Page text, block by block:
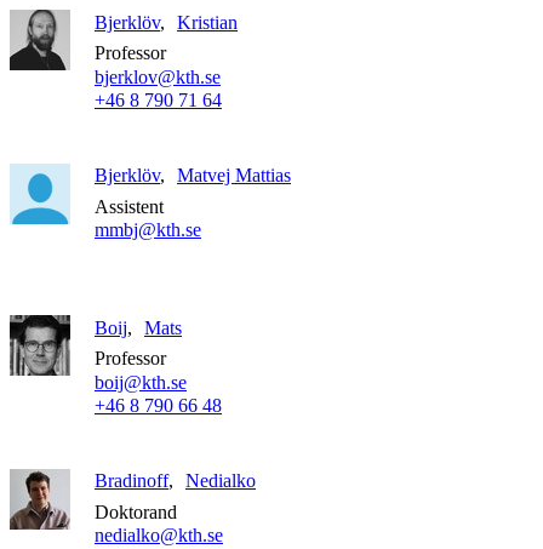
Bjerklöv
Kristian
Professor
bjerklov@kth.se
+46 8 790 71 64
Bjerklöv
Matvej Mattias
Assistent
mmbj@kth.se
Boij
Mats
Professor
boij@kth.se
+46 8 790 66 48
Bradinoff
Nedialko
Doktorand
nedialko@kth.se